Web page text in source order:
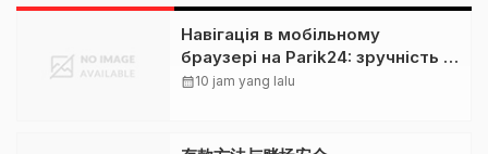
Навігація в мобільному
браузері на Parik24: зручність і
обмеження
calendar_month10 jam yang lalu